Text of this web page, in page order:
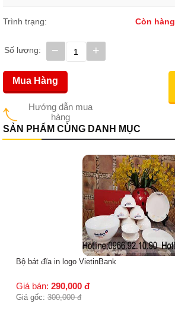
Trình trạng: Còn hàng
Số lượng: +
−
Hướng dẫn mua
hàng
Mua Hàng
SẢN PHẨM CÙNG DANH MỤC
Bộ bát đĩa in logo VietinBank
Giá bán: 290,000 đ
Giá gốc: 300,000 đ